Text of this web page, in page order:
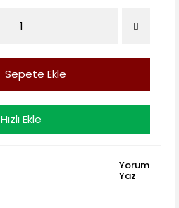
Sepete Ekle
Hızlı Ekle
Yorum
Yaz